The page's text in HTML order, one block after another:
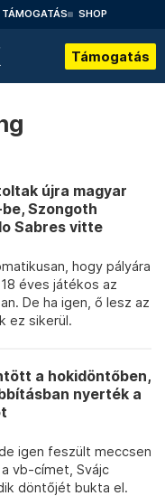
TÁMOGATÁS SHOP
Támogatás
újra magyar
Szongoth
Sabres vitte
hogy pályára
éves játékos az
De ha igen, ő lesz az
ez sikerül.
a hokidöntőben,
nyerték a
igen feszült meccsen
vb-címet, Svájc
döntőjét bukta el.